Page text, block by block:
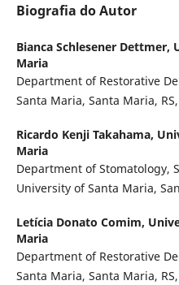
Biografia do Autor
Bianca Schlesener Dettmer,
Maria
Department of Restorative
Santa Maria, Santa Maria,
Ricardo Kenji Takahama,
Maria
Department of Stomatology,
University of Santa Maria,
Letícia Donato Comim,
Maria
Department of Restorative
Santa Maria, Santa Maria,